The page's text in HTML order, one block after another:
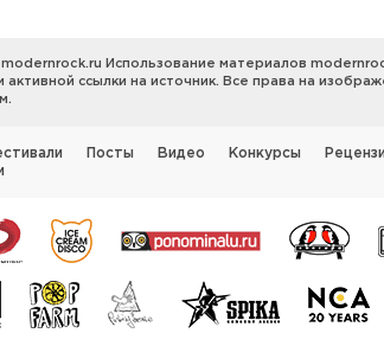
Использование материалов
активной ссылки на источник. Все права на
Посты Видео Конкурсы